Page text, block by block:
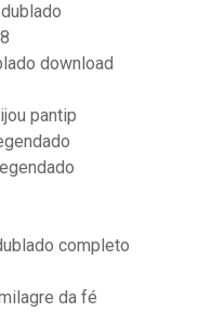
download
pantip
completo
da fé